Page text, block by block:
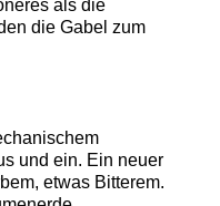
als die
die Gabel zum
und ein. Ein neuer
etwas Bitterem.